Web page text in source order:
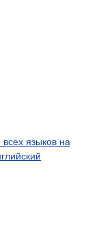
всех языков на